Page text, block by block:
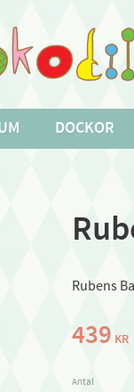
DOCKOR
Rubens
439 KR
Antal